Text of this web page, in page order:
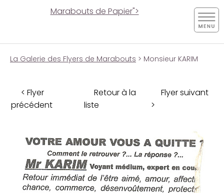
Marabouts de Papier">
La Galerie des Flyers de Marabouts > Monsieur KARIM
< Flyer
précédent
Retour à la
liste
Flyer suivant
>